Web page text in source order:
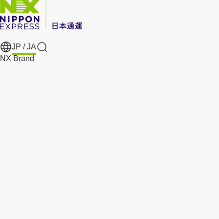
JP /JA
Search
NX Brand